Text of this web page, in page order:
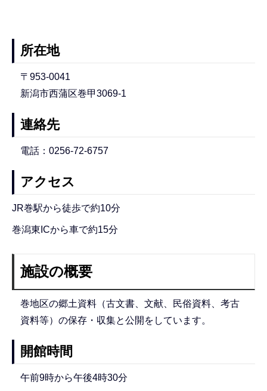
所在地
〒953-0041
新潟市西蒲区巻甲3069-1
連絡先
電話：0256-72-6757
アクセス
JR巻駅から徒歩で約10分
巻潟東ICから車で約15分
施設の概要
巻地区の郷土資料（古文書、文献、民俗資料、考古
資料等）の保存・収集と公開をしています。
開館時間
午前9時から午後4時30分